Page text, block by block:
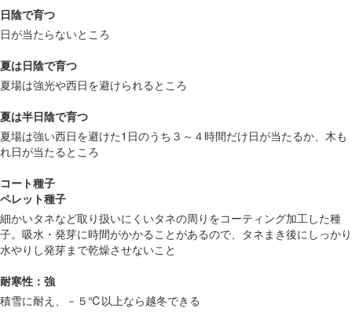
日陰で育つ
日が当たらないところ
夏は日陰で育つ
夏場は強光や西日を避けられるところ
夏は半日陰で育つ
夏場は強い西日を避けた1日のうち３～４時間だけ日が当たるか、木も
れ日が当たるところ
コート種子
ペレット種子
細かいタネなど取り扱いにくいタネの周りをコーティング加工した種
子。吸水・発芽に時間がかかることがあるので、タネまき後にしっかり
水やりし発芽まで乾燥させないこと
耐寒性：強
積雪に耐え、－５℃以上なら越冬できる